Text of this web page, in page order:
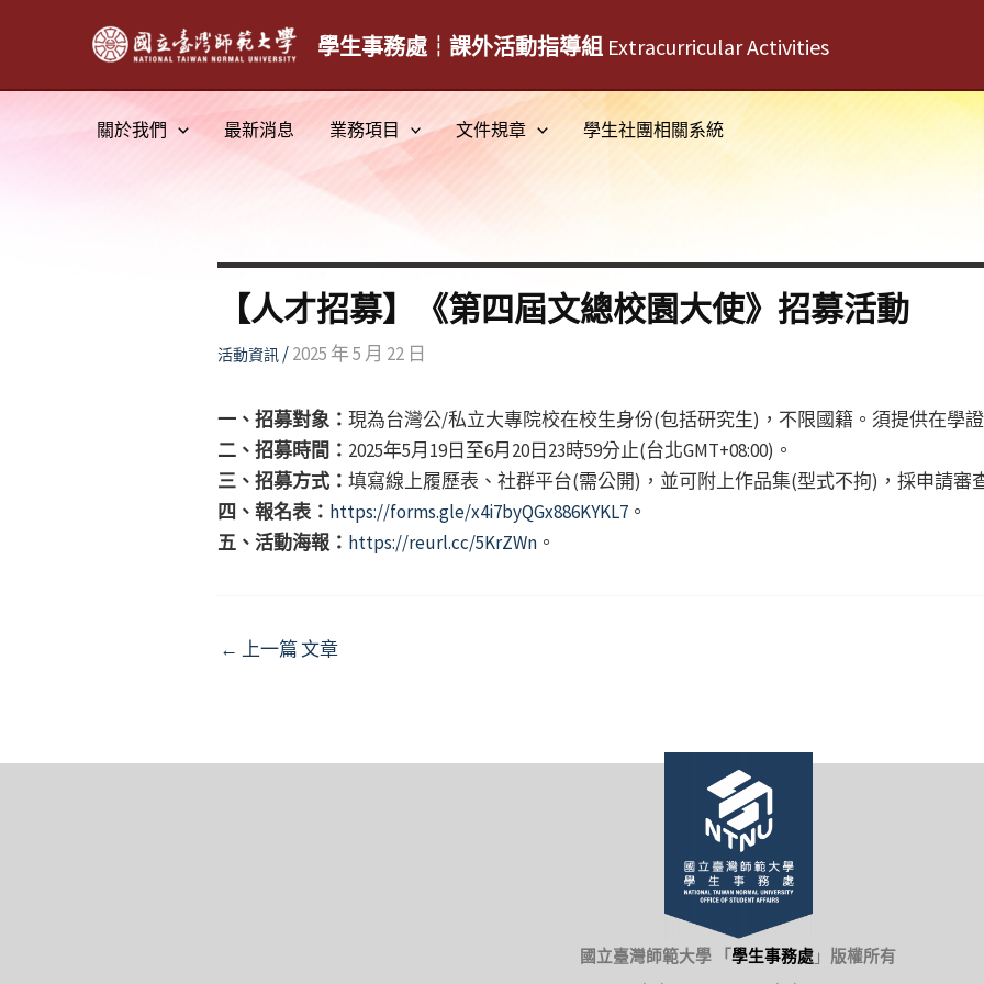
學生事務處┆課外活動指導組 Extracurricular Activities
關於我們 最新消息 業務項目 文件規章 學生社團相關系統
【人才招募】《第四屆文總校園大使》招募活動
活動資訊/2025 年 5 月 22 日
一、招募對象： 現為台灣公/私立大專院校在校生身份(包括研究生)，不限國籍。須提供在學證
二、招募時間： 2025年5月19日至6月20日23時59分止(台北GMT+08:00)。
三、招募方式： 填寫線上履歷表、社群平台(需公開)，並可附上作品集(型式不拘)，採申請審
四、報名表： https://forms.gle/x4i7byQGx886KYKL7。
五、活動海報： https://reurl.cc/5KrZWn。
Post
← 上一篇 文章
國立臺灣師範大學 「 學生事務處 」 版權所有